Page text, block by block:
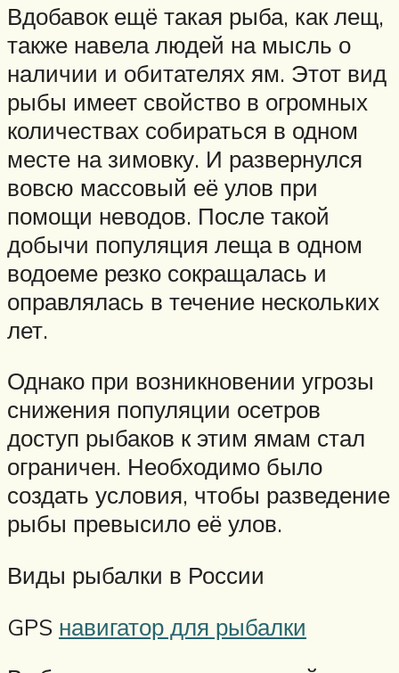
Вдобавок ещё такая рыба, как лещ,
также навела людей на мысль о
наличии и обитателях ям. Этот вид
рыбы имеет свойство в огромных
количествах собираться в одном
месте на зимовку. И развернулся
вовсю массовый её улов при
помощи неводов. После такой
добычи популяция леща в одном
водоеме резко сокращалась и
оправлялась в течение нескольких
лет.
Однако при возникновении угрозы
снижения популяции осетров
доступ рыбаков к этим ямам стал
ограничен. Необходимо было
создать условия, чтобы разведение
рыбы превысило её улов.
Виды рыбалки в России
GPS навигатор для рыбалки